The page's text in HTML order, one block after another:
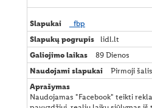
_fbp
lidl.lt
89 Dienos
Pirmoji šalis
Naudojamas "Facebook" teikti